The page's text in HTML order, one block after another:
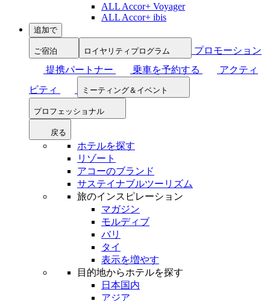
ALL Accor+ Voyager
ALL Accor+ ibis
追加で
ご宿泊 ロイヤリティプログラム
プロモーション
提携パートナー
乗車を予約する
アクティ
ビティ
ミーティング＆イベント
プロフェッショナル
戻る
ホテルを探す
リゾート
アコーのブランド
サステイナブルツーリズム
旅のインスピレーション
マガジン
モルディブ
バリ
タイ
表示を増やす
目的地からホテルを探す
日本国内
アジア